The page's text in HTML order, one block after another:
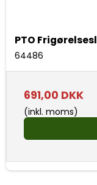
PTO
64486
691,00 DKK
(inkl. moms)